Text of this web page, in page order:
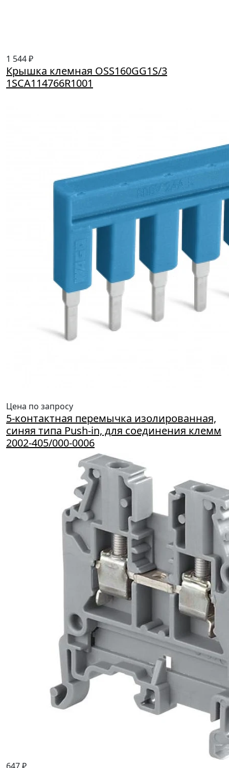
1 544 ₽
Крышка клемная OSS160GG1S/3
1SCA114766R1001
Цена по запросу
5-контактная перемычка изолированная,
синяя типа Push-in, для соединения клемм
2002-405/000-0006